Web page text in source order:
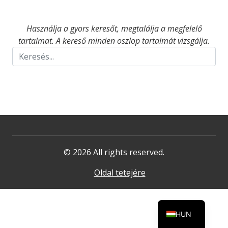
Használja a gyors keresőt, megtalálja a megfelelő
tartalmat. A kereső minden oszlop tartalmát vizsgálja.
© 2026 All rights reserved.
Oldal tetejére
HUN